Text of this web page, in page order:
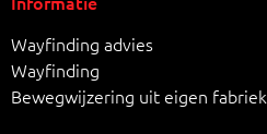
Wayfinding advies
Wayfinding
Bewegwijzering uit eigen fabriek